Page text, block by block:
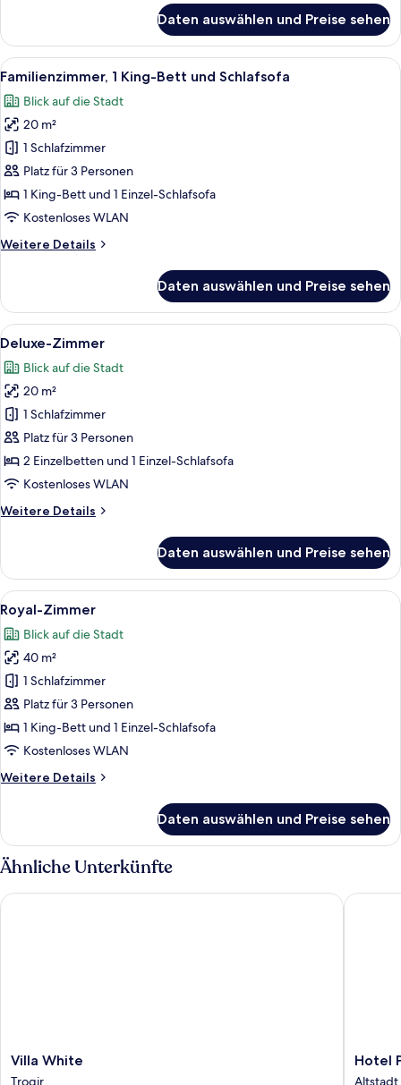
2 Einzelbetten
Daten auswählen und Preise sehen
Alle
Fotos
für
Familienzimmer,
1 King-
Bett
und
Schlafsofa
Ein Hotelzimmer mit Bett, Sofa,
7
Familienzimmer, 1 King-Bett und Schlafsofa
Blick auf die Stadt
20 m²
1 Schlafzimmer
Platz für 3 Personen
1 King-Bett und 1 Einzel-Schlafsofa
Kostenloses WLAN
Weitere Details
Weitere
1 King-
Bett
und
Daten auswählen und Preise sehen
Alle
Fotos
für
Deluxe-
Zimmer
anzeigen
Ein Hotelzimmer mit zwei Betten,
7
Deluxe-Zimmer
Blick auf die Stadt
20 m²
1 Schlafzimmer
Platz für 3 Personen
2 Einzelbetten und 1 Einzel-Schlafsofa
Kostenloses WLAN
Weitere Details
Weitere
Zimmer
Daten auswählen und Preise sehen
Alle
Fotos
für
Royal-
Zimmer
anzeigen
Royal-Zimmer | Wohnbereich | 51-
10
Royal-Zimmer
Blick auf die Stadt
40 m²
1 Schlafzimmer
Platz für 3 Personen
1 King-Bett und 1 Einzel-Schlafsofa
Kostenloses WLAN
Weitere Details
Weitere
Zimmer
Daten auswählen und Preise sehen
Ähnliche Unterkünfte
Villa
White
Villa White
Trogir
Villa White
Hotel
Pasike
Hotel
Altstadt
Hotel